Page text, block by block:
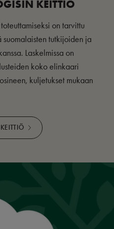
KEITTIÖ
on tarvittu
tutkijoiden ja
Laskelmissa on
koko elinkaari
kuljetukset mukaan